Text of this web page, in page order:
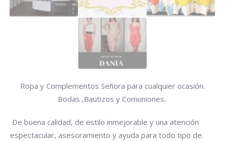
Ropa y Complementos Señora para cualquier ocasión.
Bodas ,Bautizos y Comuniones..
De buena calidad, de estilo inmejorable y una atención
espectacular, asesoramiento y ayuda para todo tipo de